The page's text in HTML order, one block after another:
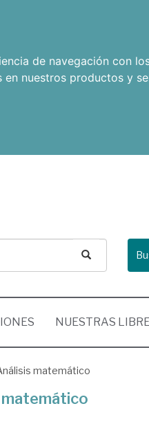
de navegación con
en nuestros productos y
NUESTRAS
matemático